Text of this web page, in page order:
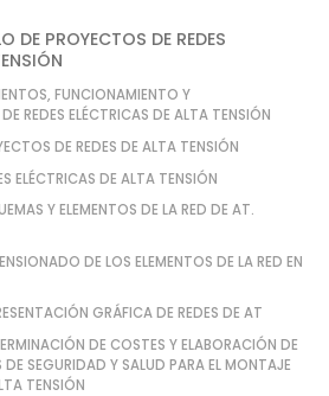
DE PROYECTOS DE REDES
FUNCIONAMIENTO Y
REDES ELÉCTRICAS DE ALTA TENSIÓN
DE REDES DE ALTA TENSIÓN
ELÉCTRICAS DE ALTA TENSIÓN
Y ELEMENTOS DE LA RED DE AT.
DE LOS ELEMENTOS DE LA RED EN
GRÁFICA DE REDES DE AT
DE COSTES Y ELABORACIÓN DE
SEGURIDAD Y SALUD PARA EL MONTAJE
TENSIÓN